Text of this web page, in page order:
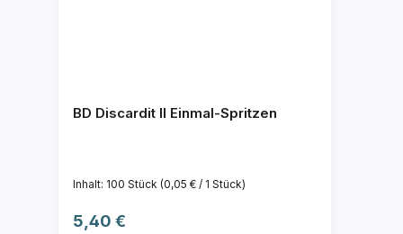
BD Discardit II Einmal-Spritzen
Inhalt: 100 Stück (0,05 € / 1 Stück)
Regulärer Preis:
5,40 €